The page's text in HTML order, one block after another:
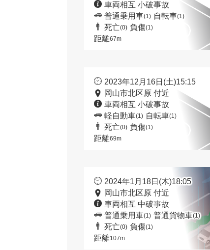
車両相互 小破事故
普通乗用車(1) 自転車(1)
死亡(0) 負傷(1)
距離67m
2023年12月16日(土)15:15
岡山市北区原 付近
車両相互 小破事故
軽自動車(1) 自転車(1)
死亡(0) 負傷(1)
距離69m
2024年1月18日(木)18:05
岡山市北区原 付近
車両相互 中破事故
普通乗用車(1) 普通貨物車(1)
死亡(0) 負傷(1)
距離107m